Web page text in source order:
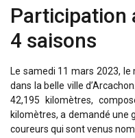
Participation
4 saisons
Le samedi 11 mars 2023,
dans la belle ville
42,195 kilomètres,
kilomètres, a demandé une
coureurs qui sont venus